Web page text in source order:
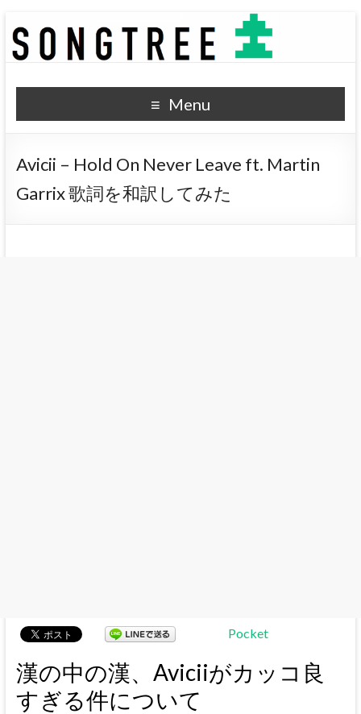
SONGTREE
洋楽歌詞の和訳なら
Menu
Avicii – Hold On Never Leave ft. Martin
Garrix 歌詞を和訳してみた
Pocket
漢の中の漢、Aviciiがカッコ良
すぎる件について